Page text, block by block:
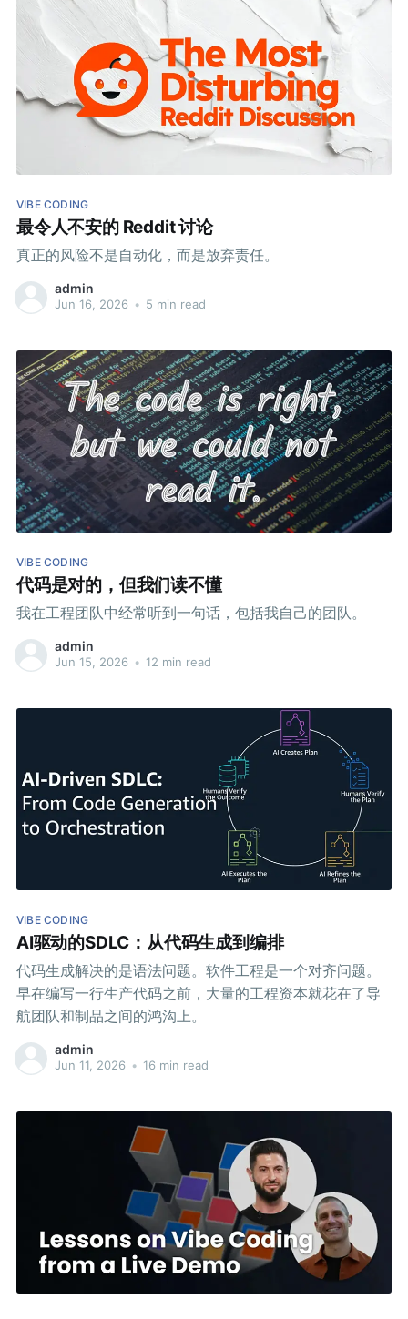
VIBE CODING
最令人不安的 Reddit 讨论
真正的风险不是自动化，而是放弃责任。
admin
Jun 16, 2026 • 5 min read
VIBE CODING
代码是对的，但我们读不懂
我在工程团队中经常听到一句话，包括我自己的团队。
admin
Jun 15, 2026 • 12 min read
VIBE CODING
AI驱动的SDLC：从代码生成到编排
代码生成解决的是语法问题。软件工程是一个对齐问题。
早在编写一行生产代码之前，大量的工程资本就花在了导
航团队和制品之间的鸿沟上。
admin
Jun 11, 2026 • 16 min read